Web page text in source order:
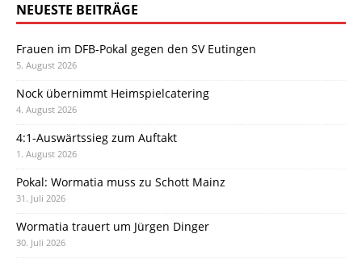
NEUESTE BEITRÄGE
Frauen im DFB-Pokal gegen den SV Eutingen
5. August 2026
Nock übernimmt Heimspielcatering
4. August 2026
4:1-Auswärtssieg zum Auftakt
1. August 2026
Pokal: Wormatia muss zu Schott Mainz
31. Juli 2026
Wormatia trauert um Jürgen Dinger
30. Juli 2026